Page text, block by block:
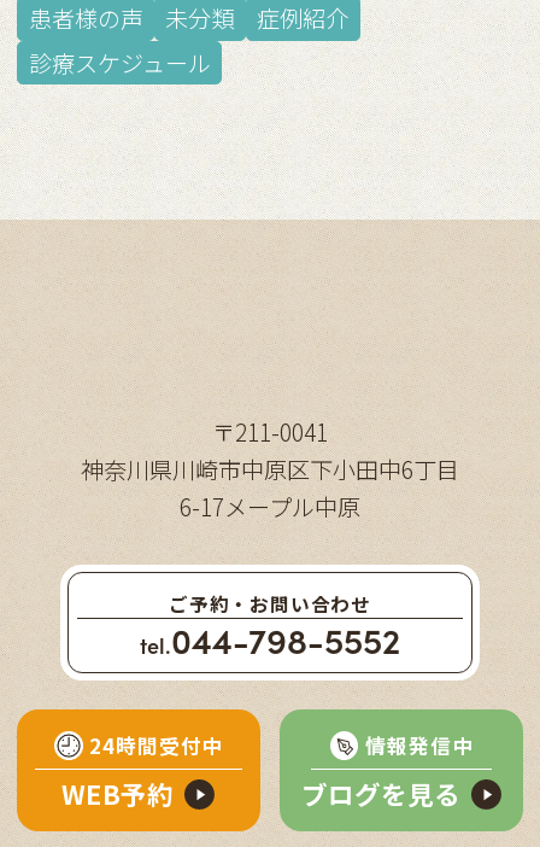
患者様の声
未分類
症例紹介
診療スケジュール
〒211-0041
神奈川県川崎市中原区下小田中6丁目
6-17メープル中原
ご予約・お問い合わせ
tel.044-798-5552
24時間受付中
WEB予約
情報発信中
ブログを見る